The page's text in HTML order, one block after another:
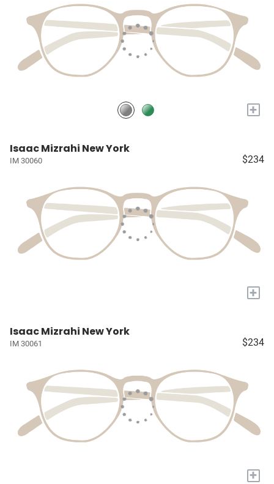
+
Isaac Mizrahi New York
IM 30060 $234
+
Isaac Mizrahi New York
IM 30061 $234
+